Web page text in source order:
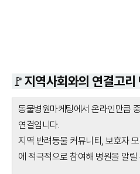
🚩지역사회와의 연결고리
동물병원마케팅에서 온라인만큼
연결입니다.
지역 반려동물 커뮤니티, 보호자
에 적극적으로 참여해 병원을 알릴